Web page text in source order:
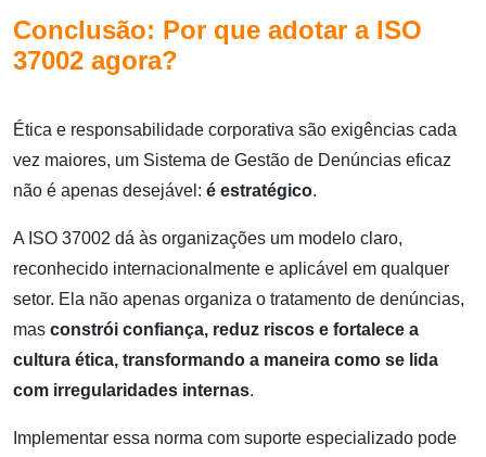
Conclusão: Por que adotar a ISO
37002 agora?
Ética e responsabilidade corporativa são exigências cada
vez maiores, um Sistema de Gestão de Denúncias eficaz
não é apenas desejável: é estratégico.
A ISO 37002 dá às organizações um modelo claro,
reconhecido internacionalmente e aplicável em qualquer
setor. Ela não apenas organiza o tratamento de denúncias,
mas constrói confiança, reduz riscos e fortalece a
cultura ética, transformando a maneira como se lida
com irregularidades internas.
Implementar essa norma com suporte especializado pode